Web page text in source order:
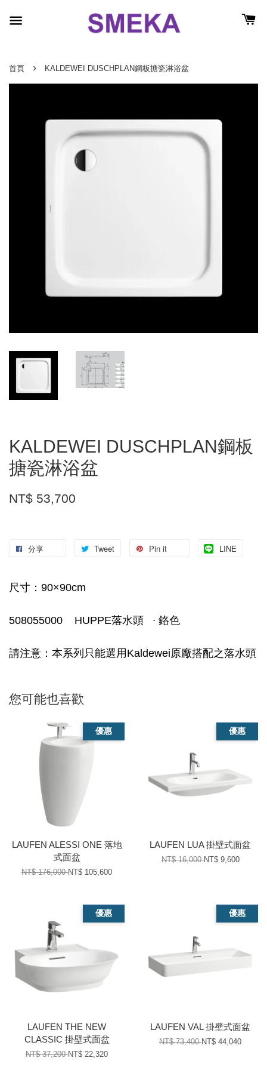
首頁 › KALDEWEI DUSCHPLAN鋼板搪瓷淋浴盆
KALDEWEI DUSCHPLAN鋼板
搪瓷淋浴盆
NT$ 53,700
分享 Tweet Pin it LINE
尺寸：90×90cm
508055000 HUPPE落水頭 ∙ 鉻色
請注意：本系列只能選用Kaldewei原廠搭配之落水頭
您可能也喜歡
優惠
LAUFEN ALESSI ONE 落地
式面盆
NT$ 176,000NT$ 105,600
優惠
LAUFEN LUA 掛壁式面盆
NT$ 16,000NT$ 9,600
優惠
LAUFEN THE NEW
CLASSIC 掛壁式面盆
NT$ 37,200NT$ 22,320
優惠
LAUFEN VAL 掛壁式面盆
NT$ 73,400NT$ 44,040